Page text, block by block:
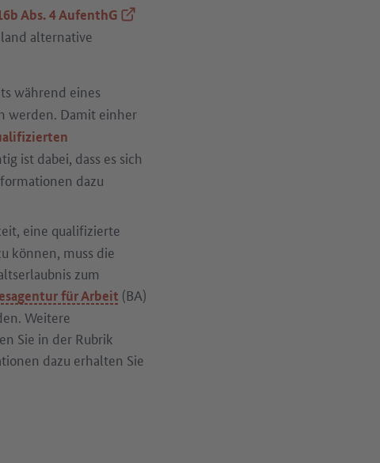
Abs. 4 AufenthG (Externer Link)
alternative
während eines
werden. Damit einher
ist dabei, dass es sich
dazu
eine qualifizierte
können, muss die
zum
für Arbeit (BA)
Weitere
Sie in der Rubrik
dazu erhalten Sie